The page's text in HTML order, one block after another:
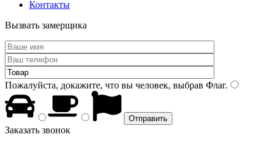
Контакты
Вызвать замерщика
Пожалуйста, докажите, что вы человек, выбрав Флаг.
Заказать звонок